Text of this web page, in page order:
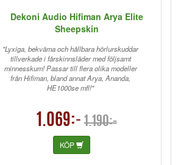
Dekoni Audio Hifiman Arya Elite
Sheepskin
"Lyxiga, bekväma och hållbara hörlurskuddar
tillverkade i fårskinnsläder med följsamt
minnesskum! Passar till flera olika modeller
från Hifiman, bland annat Arya, Ananda,
HE1000se mfl!"
1.069:- 1.190:-
KÖP